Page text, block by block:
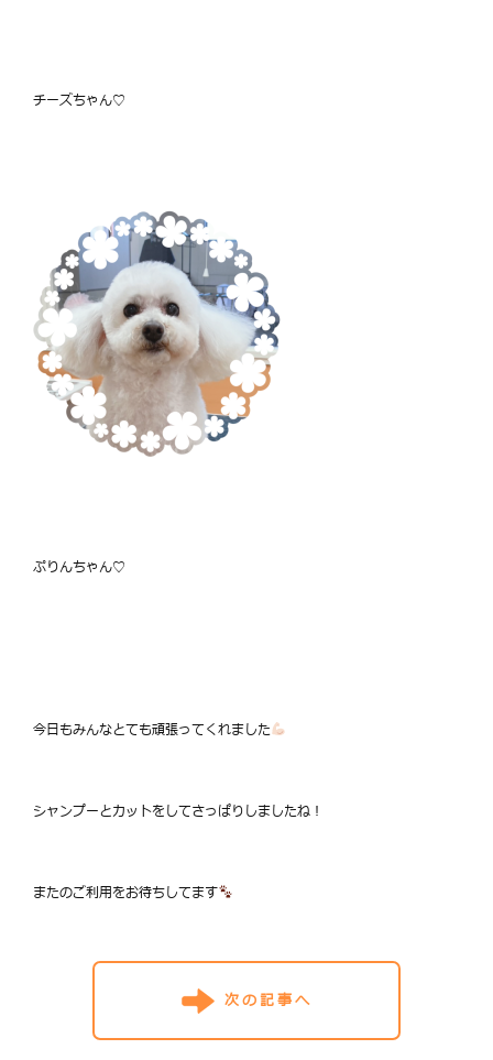
チーズちゃん♡
ぷりんちゃん♡
今日もみんなとても頑張ってくれました
シャンプーとカットをしてさっぱりしましたね！
またのご利用をお待ちしてます
次の記事へ